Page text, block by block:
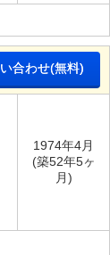
合わせ(無料)
1974年4月
(築52年5ヶ
月)